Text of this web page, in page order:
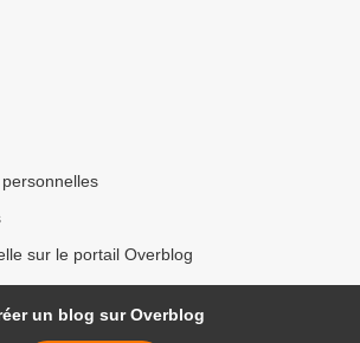
sur le portail Overblog
un blog sur Overblog